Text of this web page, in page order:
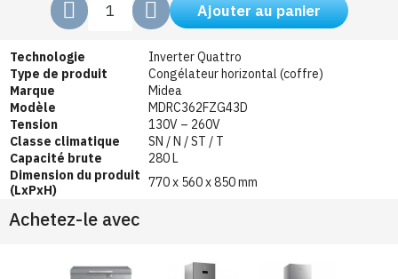
Ajouter au panier
Technologie
Inverter Quattro
Type de produit
Congélateur horizontal (coffre)
Marque
Midea
Modèle
MDRC362FZG43D
Tension
130V – 260V
Classe climatique
SN / N / ST / T
Capacité brute
280 L
Dimension du produit
(LxPxH)
770 x 560 x 850 mm
Achetez-le avec